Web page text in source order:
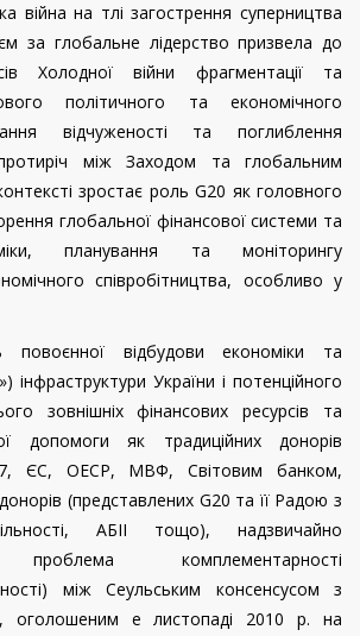
війна на тлі загострення суперництва
за глобальне лідерство призвела до
Холодної війни фрагментації та
політичного та економічного
відчуженості та поглиблення
між Заходом та глобальним
зростає роль G20 як головного
глобальної фінансової системи та
планування та моніторингу
співробітництва, особливо у
повоєнної відбудови економіки та
інфраструктури України і потенційного
зовнішніх фінансових ресурсів та
допомоги як традиційних донорів
ЄС, ОЕСР, МВФ, Світовим банком,
(представлених G20 та її Радою з
АБІІ тощо), надзвичайно
проблема комплементарності
між Сеульським консенсусом з
, оголошеним e листопаді 2010 р. на